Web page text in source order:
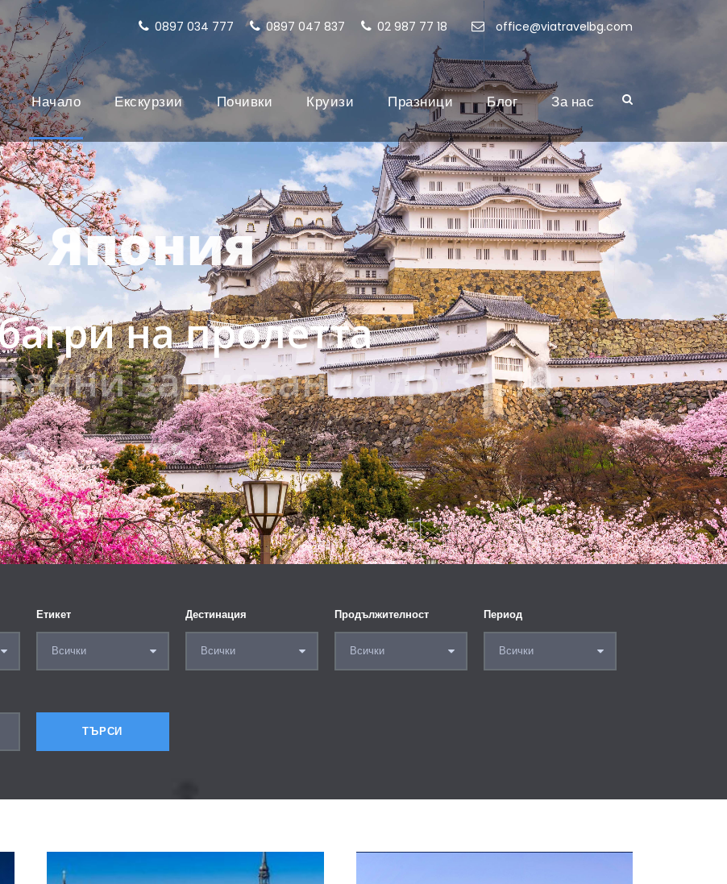
0897 034 777 0897 047 837 02 987 77 18 office@viatravelbg.com
Начало Екскурзии Почивки Круизи Празници Блог За нас
на пролетта
Япония
записвания до 31.10.
Цена от 5765
€
Етикет Дестинация Продължителност Период